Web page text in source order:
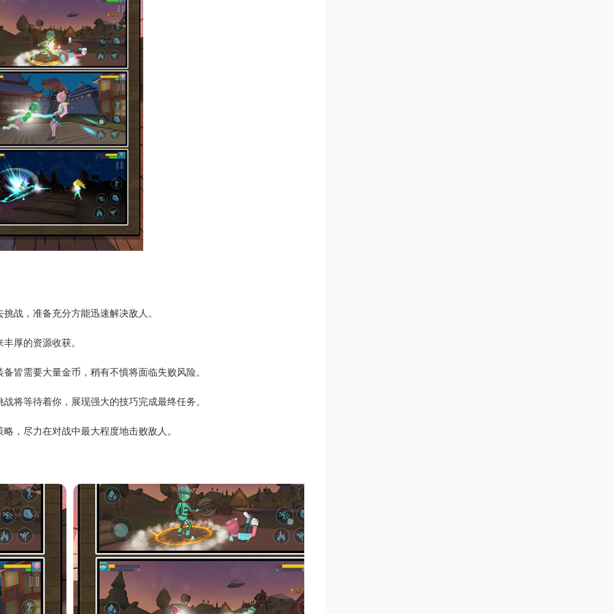
战，准备充分方能迅速解决敌人。
厚的资源收获。
皆需要大量金币，稍有不慎将面临失败风险。
将等待着你，展现强大的技巧完成最终任务。
，尽力在对战中最大程度地击败敌人。